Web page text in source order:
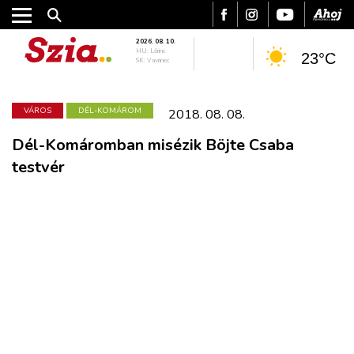
2026. 08. 10.
HU: Lőrinc
SK: Vavrinec
23°C
VÁROS DÉL-KOMÁROM 2018. 08. 08.
Dél-Komáromban misézik Böjte Csaba
testvér